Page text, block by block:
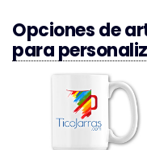
Opciones de
para